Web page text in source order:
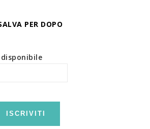
PER DOPO
ISCRIVITI